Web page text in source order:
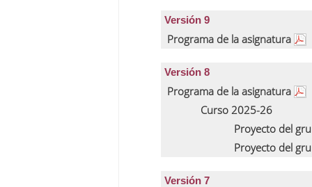
Versión 9
Programa de la asignatura
Versión 8
Programa de la asignatura
Curso 2025-26
Proyecto del
Proyecto del
Versión 7